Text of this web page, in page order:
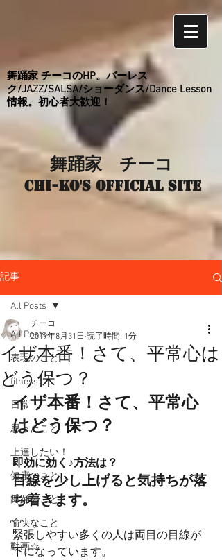
舞踊家 チーコのHP。バーレス
ク/JAZZ/SALSA/ショーダンス/Dance Lesson
情報。初心者大歓迎！
舞踊家 チーコ
Chi-ko's Official site
記事
All Posts
表現のこと
fitness
日常
思ったこと
上達したい！
健康のこと。
舞踊のこと。
愉快なこと
動画☆
All Posts
イザ本番！さて、平常心は
どう保つ？
チーコ
2019年8月31日 読了時間: 1分
イザ本番！さて、平常心
はどう保つ？
即効に効く♪方法は？
目線を少し上げると気持ちが落
ち着きます。
緊張しやすい多くの人は両目の目線が
下になっています。